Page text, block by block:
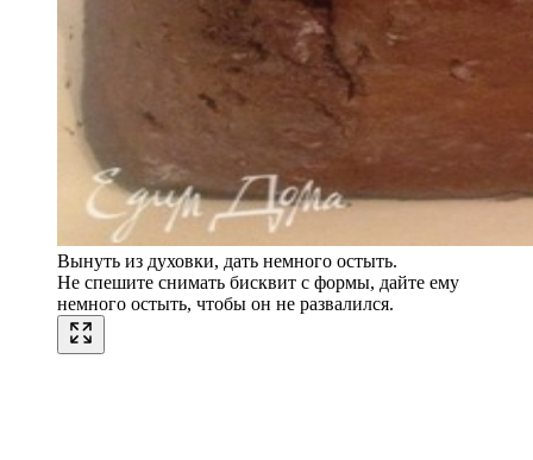
Вынуть из духовки, дать немного остыть.
Не спешите снимать бисквит с формы, дайте ему
немного остыть, чтобы он не развалился.